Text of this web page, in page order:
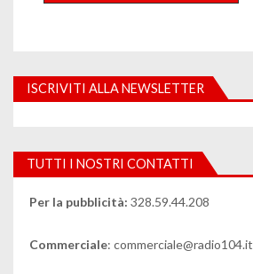
ISCRIVITI ALLA NEWSLETTER
TUTTI I NOSTRI CONTATTI
Per la pubblicità: 328.59.44.208
Commerciale: commerciale@radio104.it